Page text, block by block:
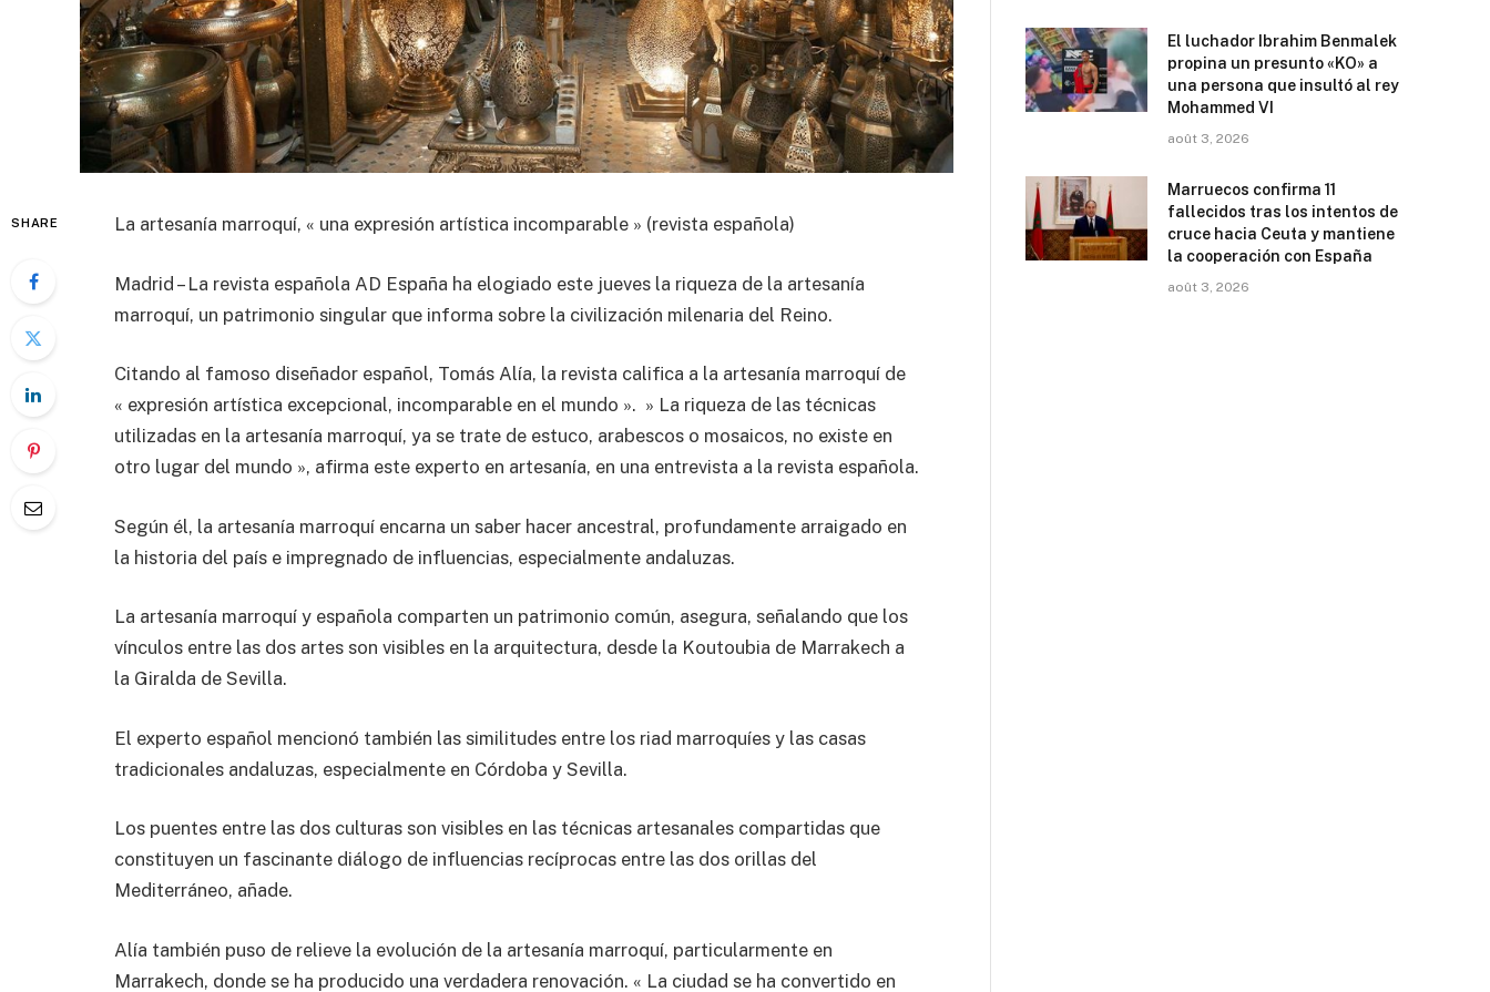
SHARE La artesanía marroquí, « una expresión artística incomparable » (revista española)
Madrid – La revista española AD España ha elogiado este jueves la riqueza de la artesanía
marroquí, un patrimonio singular que informa sobre la civilización milenaria del Reino.
Citando al famoso diseñador español, Tomás Alía, la revista califica a la artesanía marroquí de
« expresión artística excepcional, incomparable en el mundo ». » La riqueza de las técnicas
utilizadas en la artesanía marroquí, ya se trate de estuco, arabescos o mosaicos, no existe en
otro lugar del mundo », afirma este experto en artesanía, en una entrevista a la revista española.
Según él, la artesanía marroquí encarna un saber hacer ancestral, profundamente arraigado en
la historia del país e impregnado de influencias, especialmente andaluzas.
La artesanía marroquí y española comparten un patrimonio común, asegura, señalando que los
vínculos entre las dos artes son visibles en la arquitectura, desde la Koutoubia de Marrakech a
la Giralda de Sevilla.
El experto español mencionó también las similitudes entre los riad marroquíes y las casas
tradicionales andaluzas, especialmente en Córdoba y Sevilla.
Los puentes entre las dos culturas son visibles en las técnicas artesanales compartidas que
constituyen un fascinante diálogo de influencias recíprocas entre las dos orillas del
Mediterráneo, añade.
Alía también puso de relieve la evolución de la artesanía marroquí, particularmente en
Marrakech, donde se ha producido una verdadera renovación. « La ciudad se ha convertido en
El luchador Ibrahim Benmalek
propina un presunto «KO» a
una persona que insultó al rey
Mohammed VI
août 3, 2026
Marruecos confirma 11
fallecidos tras los intentos de
cruce hacia Ceuta y mantiene
la cooperación con España
août 3, 2026